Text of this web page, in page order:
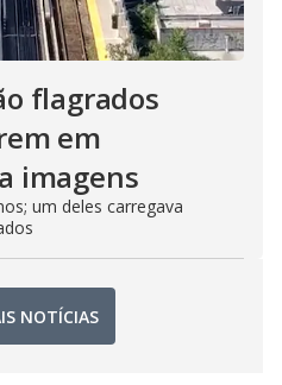
flagrados
em
imagens
um deles carregava
NOTÍCIAS